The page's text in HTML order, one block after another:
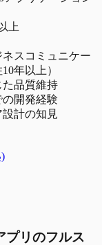
上
スコミュニケー
年以上）
た品質維持
開発経験
計の知見
プリのフルス